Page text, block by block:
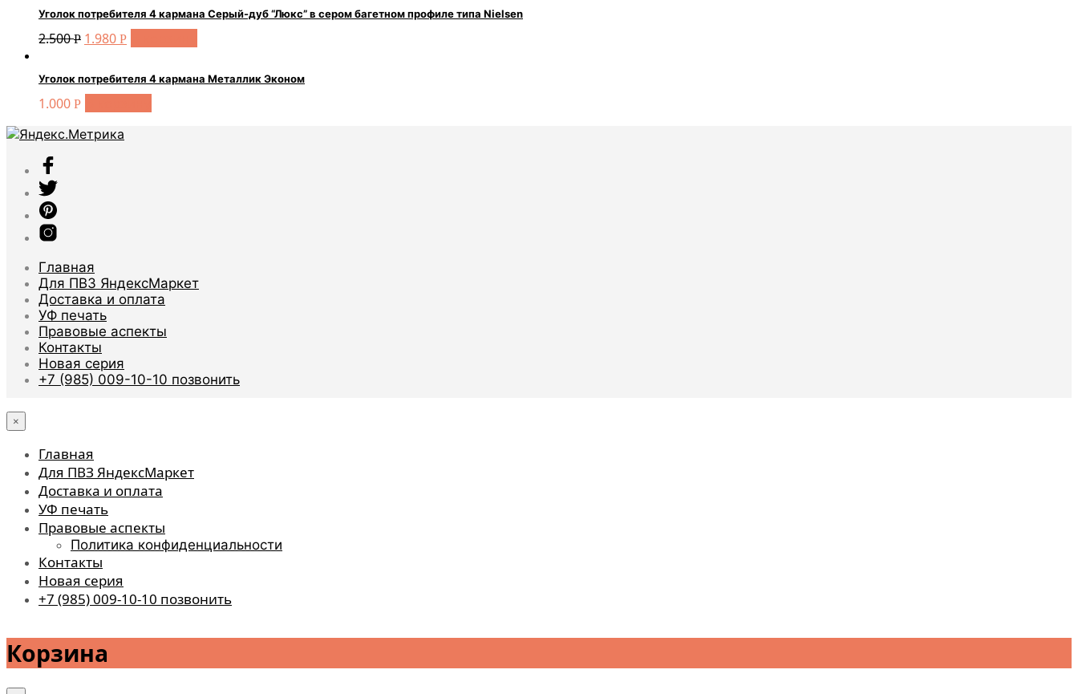
Уголок потребителя 4 кармана Серый-дуб “Люкс” в сером багетном профиле типа Nielsen
2.500Р 1.980 Р
Уголок потребителя 4 кармана Металлик Эконом
1.000 Р
Главная
Для ПВЗ ЯндексМаркет
Доставка и оплата
УФ печать
Правовые аспекты
Контакты
Новая серия
+7 (985) 009-10-10 позвонить
×
Главная
Для ПВЗ ЯндексМаркет
Доставка и оплата
УФ печать
Правовые аспекты
Политика конфиденциальности
Контакты
Новая серия
+7 (985) 009-10-10 позвонить
Корзина